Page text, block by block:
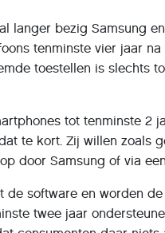
langer bezig Samsung
tenminste vier jaar
toestellen is slechts
tot tenminste 2
te kort. Zij willen zoals
door Samsung of via
de software en worden
twee jaar